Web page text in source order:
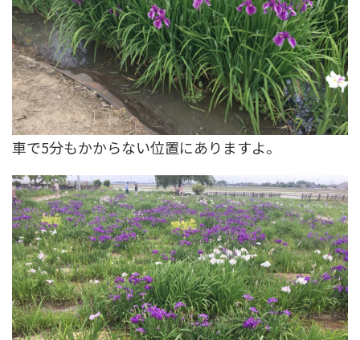
車で5分もかからない位置にありますよ。